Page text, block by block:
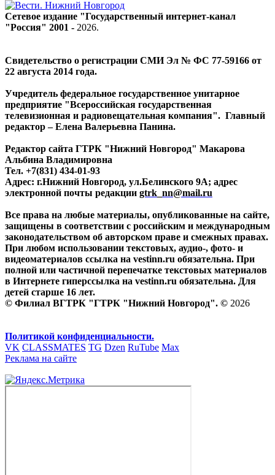
Сетевое издание "Государственный интернет-канал
"Россия" 2001 - 2026.
Свидетельство о регистрации СМИ Эл № ФС 77-59166 от
22 августа 2014 года.
Учредитель федеральное государственное унитарное
предприятие "Всероссийская государственная
телевизионная и радиовещательная компания". Главный
редактор – Елена Валерьевна Панина.
Редактор сайта ГТРК "Нижний Новгород" Макарова
Альбина Владимировна
Тел. +7(831) 434-01-93
Адрес: г.Нижний Новгород, ул.Белинского 9А; адрес
электронной почты редакции gtrk_nn@mail.ru
Все права на любые материалы, опубликованные на сайте,
защищены в соответствии с российским и международным
законодательством об авторском праве и смежных правах.
При любом использовании текстовых, аудио-, фото- и
видеоматериалов ссылка на vestinn.ru обязательна. При
полной или частичной перепечатке текстовых материалов
в Интернете гиперссылка на vestinn.ru обязательна. Для
детей старше 16 лет.
© Филиал ВГТРК "ГТРК "Нижний Новгород". © 2026
Политикой конфиденциальности.
VK CLASSMATES TG Dzen RuTube Max
Реклама на сайте